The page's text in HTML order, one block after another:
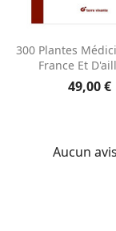
300 Plantes
France Et
49,00 €
Aucun